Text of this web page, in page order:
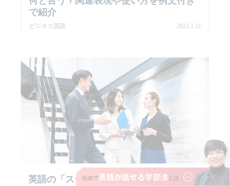
で紹介
ビジネス英語 2023.1.31
英語の「スモールトーク」とは？外国人